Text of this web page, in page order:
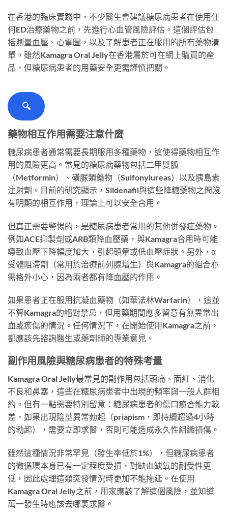
在香港的臨床實踐中，不少醫生會建議糖尿病患者在使用任
何ED治療藥物之前，先進行心血管風險評估。這個評估包
括測量血壓、心電圖，以及了解患者正在服用的所有藥物清
單。雖然Kamagra Oral Jelly在香港屬於可在網上購買的產
品，但糖尿病患者的用藥安全更需謹慎把關。
🔍
藥物相互作用需要注意什麼
糖尿病患者通常需要長期服用多種藥物，這使得藥物相互作
用的風險更高。常見的糖尿病藥物包括二甲雙胍
（Metformin）、磺脲類藥物（Sulfonylureas）以及胰島素
注射劑。目前的研究顯示，Sildenafil與這些降糖藥物之間沒
有明顯的相互作用，理論上可以安全合用。
但真正需要警惕的，是糖尿病患者常用的其他併發症藥物。
例如ACE抑製劑或ARB類降血壓藥，與Kamagra合用時可能
導致血壓下降幅度加大，引起頭暈或低血壓症狀。另外，α
受體阻滯劑（常用於治療前列腺增生）與Kamagra的組合亦
需格外小心，因為兩者都有降血壓的作用。
如果患者正在服用抗凝血藥物（如華法林Warfarin），這並
不算Kamagra的絕對禁忌，但用藥期間應多留意有無異常出
血或瘀傷的情況。任何情況下，在開始使用Kamagra之前，
都應該先諮詢醫生或藥劑師的專業意見。
副作用風險與糖尿病患者的特殊考量
Kamagra Oral Jelly最常見的副作用包括頭痛、面紅、消化
不良和鼻塞，這些在糖尿病患者中出現的頻率與一般人群相
約。但有一點需要特別留意：糖尿病患者的傷口癒合能力較
差，如果出現陰莖異常勃起（priapism，即持續超過4小時
的勃起），需要立即求醫，否則可能造成永久性組織損傷。
雖然這種情況非常罕見（發生率低於1%），但糖尿病患者
的微循環本身已有一定程度受損，對缺血缺氧的耐受性更
低，因此處理這類突發情況時更加不能拖延。在使用
Kamagra Oral Jelly之前，用家應該了解這個風險，並知道
萬一發生時應該去哪裏求醫。